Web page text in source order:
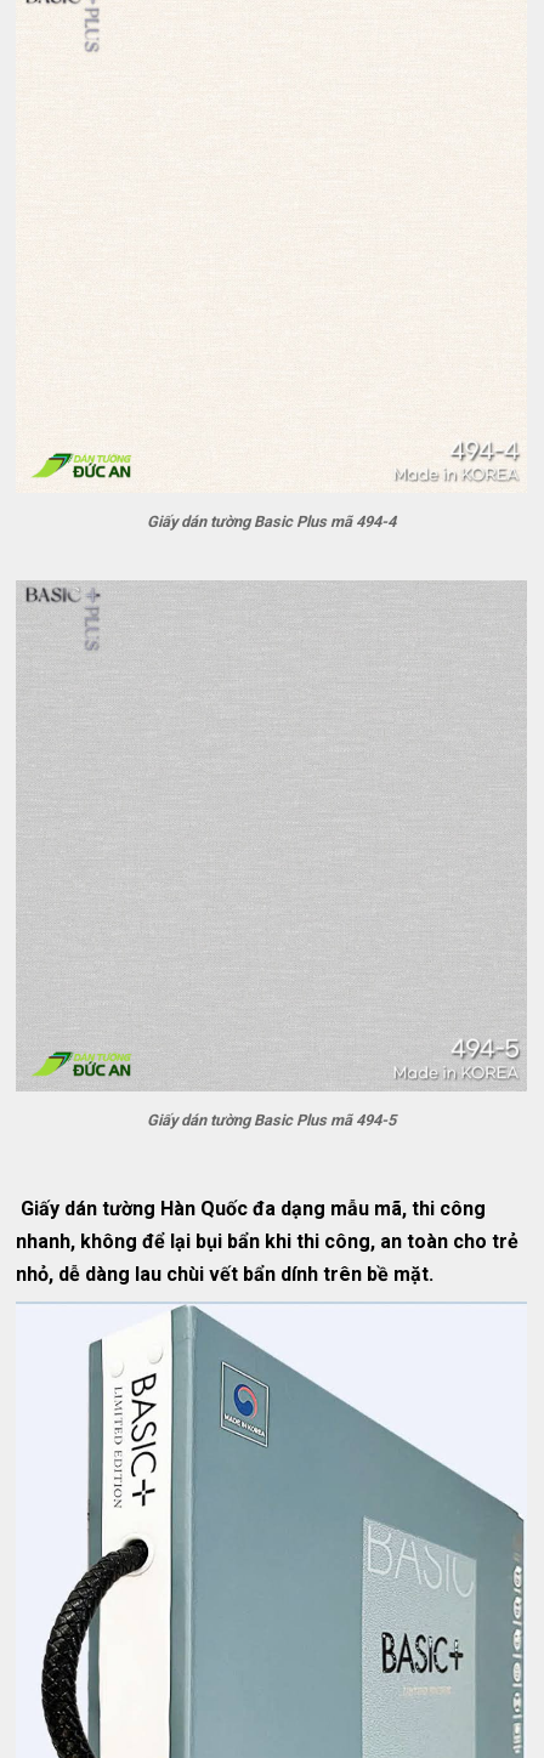
Giấy dán tường Basic Plus mã 494-4
Giấy dán tường Basic Plus mã 494-5
Giấy dán tường Hàn Quốc đa dạng mẫu mã, thi công
nhanh, không để lại bụi bẩn khi thi công, an toàn cho trẻ
nhỏ, dễ dàng lau chùi vết bẩn dính trên bề mặt.